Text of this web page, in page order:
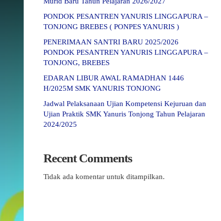
PONDOK PESANTREN YANURIS LINGGAPURA –
TONJONG BREBES ( PONPES YANURIS )
PENERIMAAN SANTRI BARU 2025/2026
PONDOK PESANTREN YANURIS LINGGAPURA –
TONJONG, BREBES
EDARAN LIBUR AWAL RAMADHAN 1446
H/2025M SMK YANURIS TONJONG
Jadwal Pelaksanaan Ujian Kompetensi Kejuruan dan
Ujian Praktik SMK Yanuris Tonjong Tahun Pelajaran
2024/2025
Recent Comments
Tidak ada komentar untuk ditampilkan.